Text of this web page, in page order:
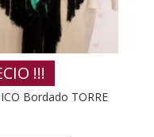
!!!
Bordado TORRE